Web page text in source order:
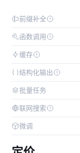
前缀补全
函数调用
缓存
结构化输出
批量任务
联网搜索
微调